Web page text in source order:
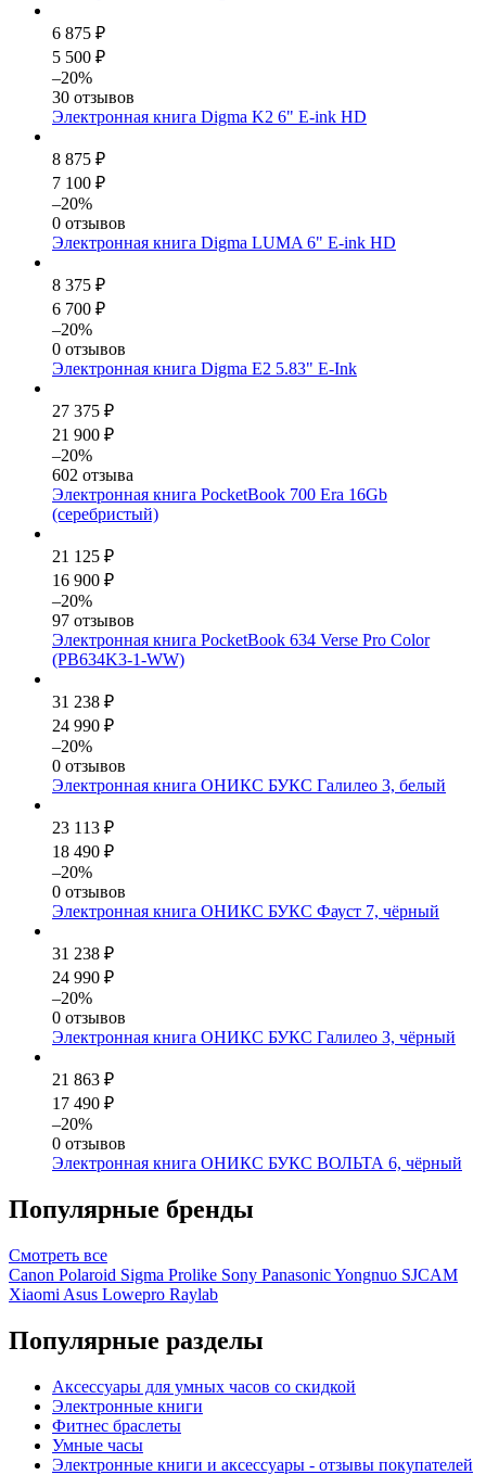
6 875 ₽
5 500 ₽
–20%
30 отзывов
Электронная книга Digma K2 6" E-ink HD
8 875 ₽
7 100 ₽
–20%
0 отзывов
Электронная книга Digma LUMA 6" E-ink HD
8 375 ₽
6 700 ₽
–20%
0 отзывов
Электронная книга Digma E2 5.83" E-Ink
27 375 ₽
21 900 ₽
–20%
602 отзыва
Электронная книга PocketBook 700 Era 16Gb
(серебристый)
21 125 ₽
16 900 ₽
–20%
97 отзывов
Электронная книга PocketBook 634 Verse Pro Color
(PB634K3-1-WW)
31 238 ₽
24 990 ₽
–20%
0 отзывов
Электронная книга ОНИКС БУКС Галилео 3, белый
23 113 ₽
18 490 ₽
–20%
0 отзывов
Электронная книга ОНИКС БУКС Фауст 7, чёрный
31 238 ₽
24 990 ₽
–20%
0 отзывов
Электронная книга ОНИКС БУКС Галилео 3, чёрный
21 863 ₽
17 490 ₽
–20%
0 отзывов
Электронная книга ОНИКС БУКС ВОЛЬТА 6, чёрный
Популярные бренды
Смотреть все
Canon Polaroid Sigma Prolike Sony PanasonicYongnuo SJCAM
Xiaomi Asus Lowepro Raylab
Популярные разделы
Аксессуары для умных часов со скидкой
Электронные книги
Фитнес браслеты
Умные часы
Электронные книги и аксессуары - отзывы покупателей